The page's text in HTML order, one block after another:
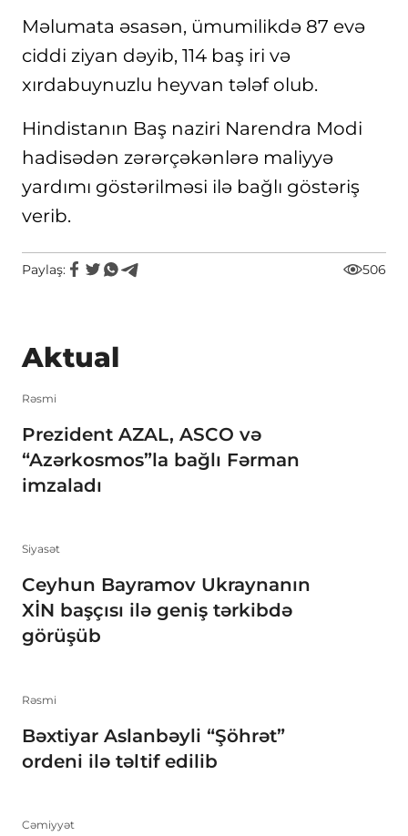
Məlumata əsasən, ümumilikdə 87 evə
ciddi ziyan dəyib, 114 baş iri və
xırdabuynuzlu heyvan tələf olub.
Hindistanın Baş naziri Narendra Modi
hadisədən zərərçəkənlərə maliyyə
yardımı göstərilməsi ilə bağlı göstəriş
verib.
Paylaş: 506
Aktual
Rəsmi
Prezident AZAL, ASCO və
“Azərkosmos”la bağlı Fərman
imzaladı
Siyasət
Ceyhun Bayramov Ukraynanın
XİN başçısı ilə geniş tərkibdə
görüşüb
Rəsmi
Bəxtiyar Aslanbəyli “Şöhrət”
ordeni ilə təltif edilib
Cəmiyyət